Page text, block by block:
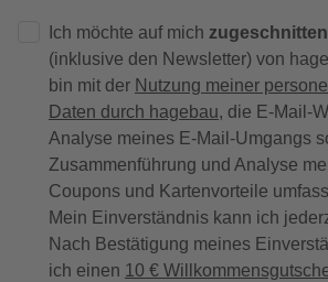
Ich möchte auf mich
(inklusive den Newsletter) von
bin mit der Nutzung meiner
Daten durch hagebau, die E-Mail-
Analyse meines E-Mail-Umgangs
Zusammenführung und Analyse
Coupons und Kartenvorteile
Mein Einverständnis kann ich
Nach Bestätigung meines
ich einen 10 €